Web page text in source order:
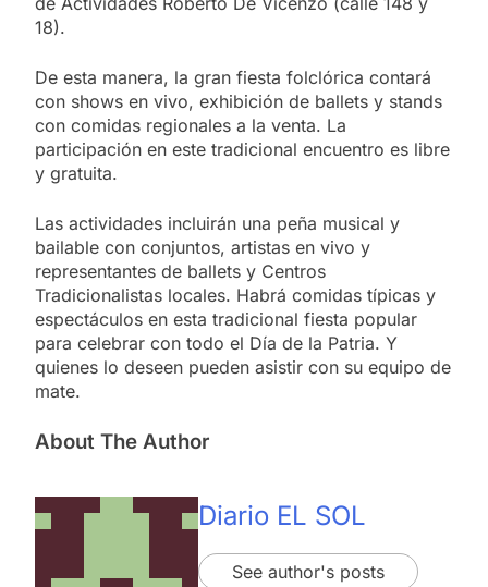
18).
De esta manera, la gran fiesta folclórica contará
con shows en vivo, exhibición de ballets y stands
con comidas regionales a la venta. La
participación en este tradicional encuentro es libre
y gratuita.
Las actividades incluirán una peña musical y
bailable con conjuntos, artistas en vivo y
representantes de ballets y Centros
Tradicionalistas locales. Habrá comidas típicas y
espectáculos en esta tradicional fiesta popular
para celebrar con todo el Día de la Patria. Y
quienes lo deseen pueden asistir con su equipo de
mate.
About The Author
Diario EL SOL
See author's posts